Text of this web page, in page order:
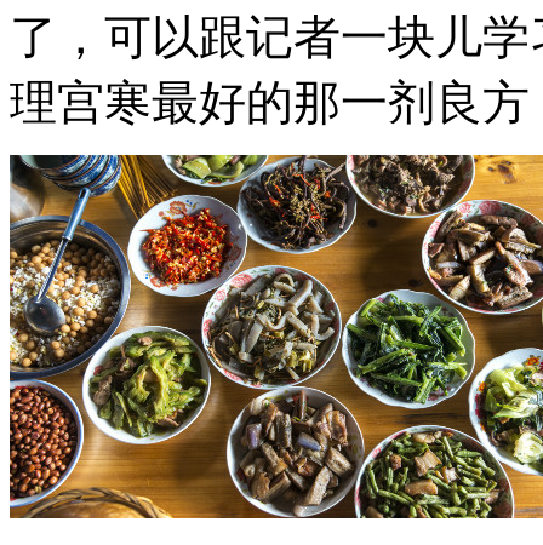
了，可以跟记者一块儿
理宫寒最好的那一剂良方